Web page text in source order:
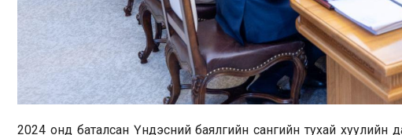
2024 онд баталсан Үндэсний баялгийн сангийн тухай хуулийн